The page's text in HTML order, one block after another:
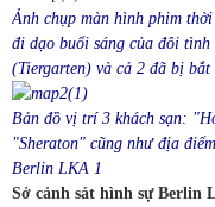
Ảnh chụp màn hình phim
đi dạo buổi sáng của đôi tình
(Tiergarten) và cả 2 đã bị bắt
Bản đồ vị trí 3 khách sạn:
"Sheraton" cũng như địa
Berlin LKA 1
Sở cảnh sát hình sự Berlin